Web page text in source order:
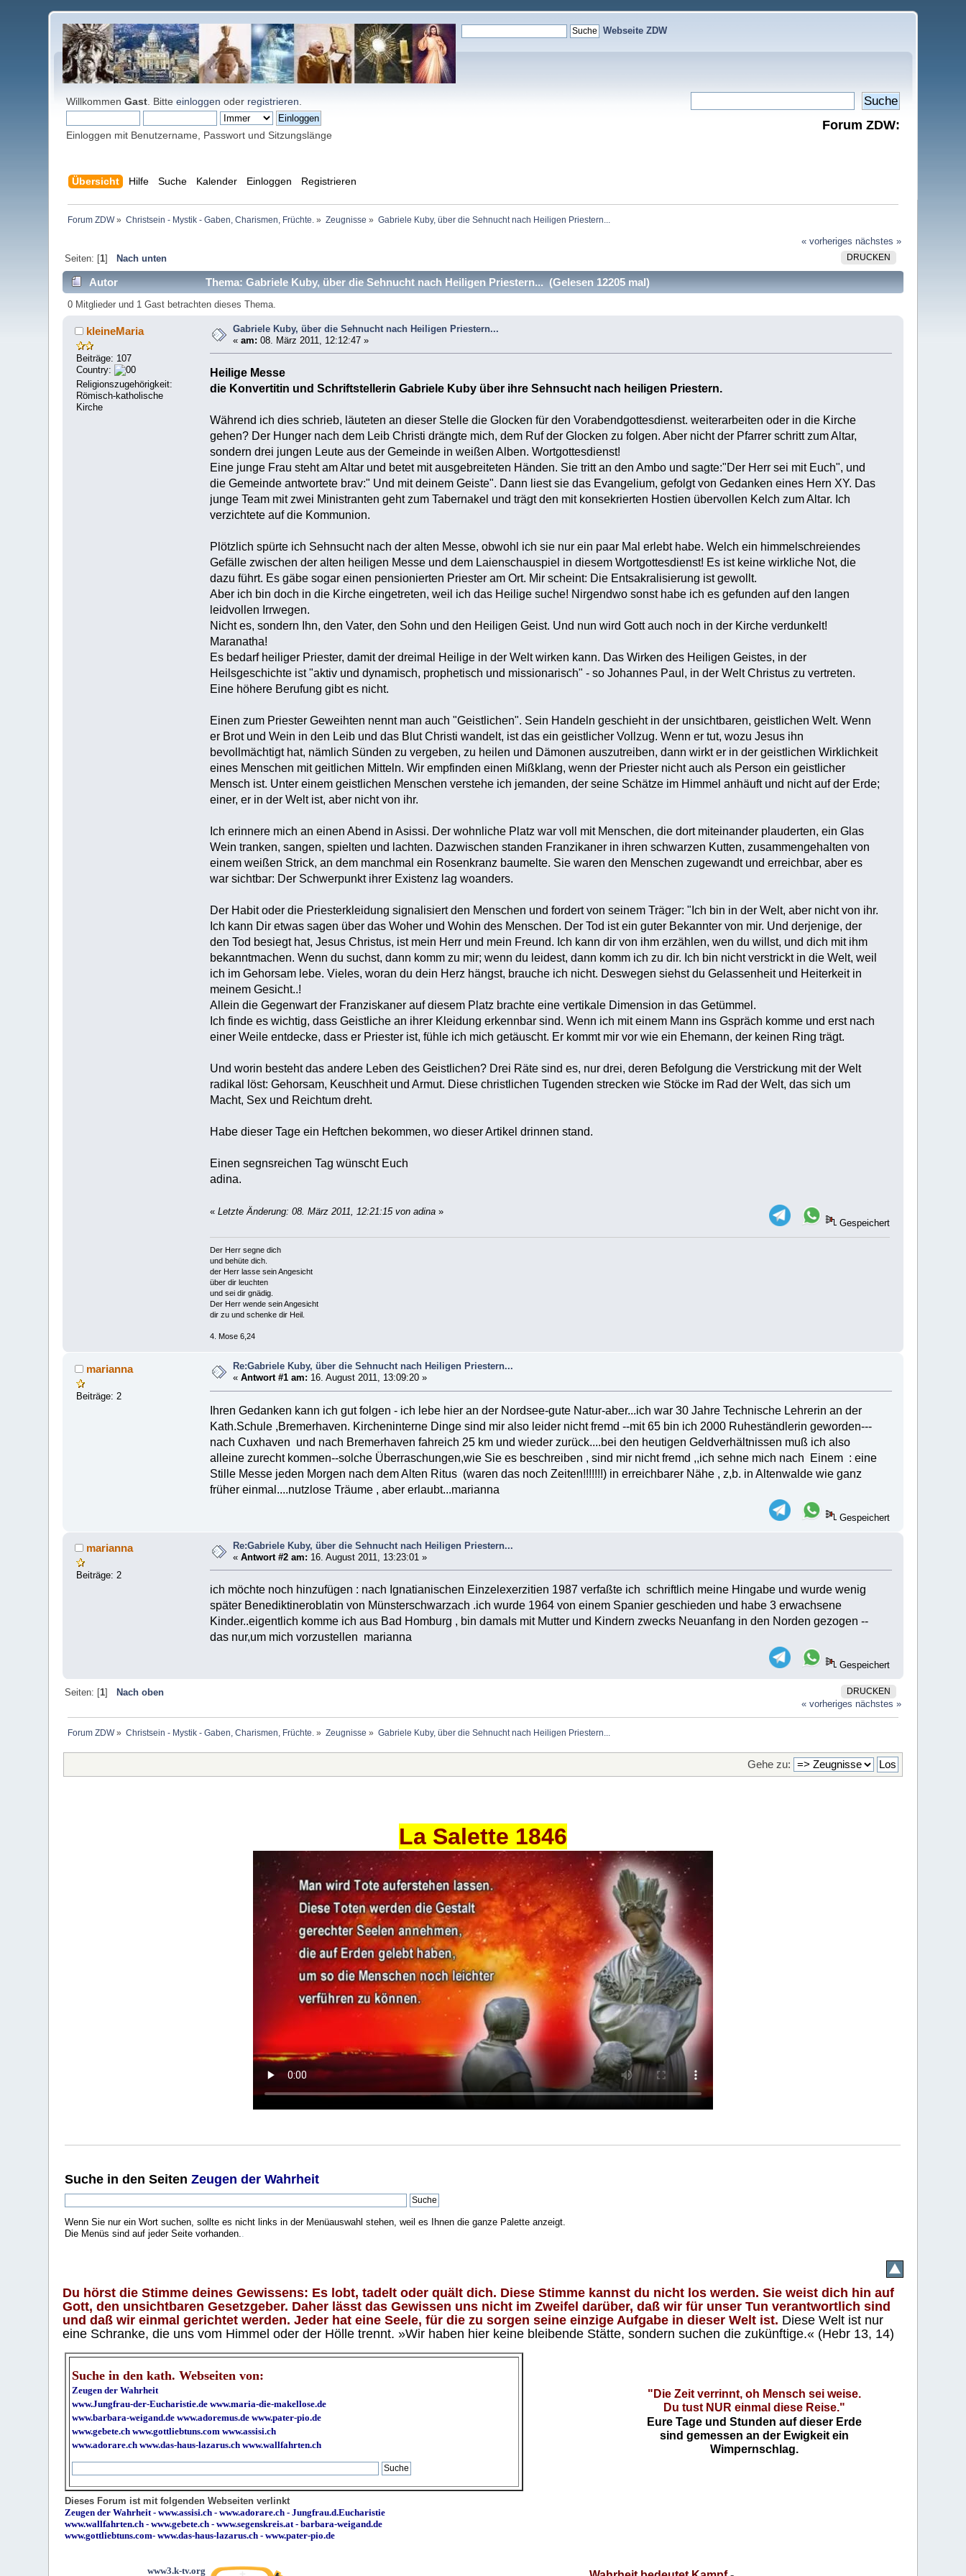
Webseite ZDW
WillkommenGast . Bitteeinloggen oder registrieren
Einloggen mit Benutzername, Passwort und Sitzungslänge
Forum ZDW:
Übersicht Hilfe Suche Kalender Einloggen Registrieren
Forum ZDW» Christsein - Mystik - Gaben, Charismen, Früchte.» Zeugnisse » Gabriele Kuby, über die Sehnucht nach Heiligen Priestern...
« vorheriges nächstes »
DRUCKEN
Seiten: [1] Nach unten
Autor Thema: Gabriele Kuby, über die Sehnucht nach Heiligen Priestern... (Gelesen 12205 mal)
0 Mitglieder und 1 Gast betrachten dieses Thema.
kleineMaria
Beiträge: 107
Country:
Religionszugehörigkeit:
Römisch-katholische
Kirche
Gabriele Kuby, über die Sehnucht nach Heiligen Priestern...
«am: 08. März 2011, 12:12:47 »
Heilige Messe
die Konvertitin und Schriftstellerin Gabriele Kuby über ihre Sehnsucht nach heiligen Priestern.
Während ich dies schrieb, läuteten an dieser Stelle die Glocken für den Vorabendgottesdienst. weiterarbeiten oder in die Kirche
gehen? Der Hunger nach dem Leib Christi drängte mich, dem Ruf der Glocken zu folgen. Aber nicht der Pfarrer schritt zum Altar,
sondern drei jungen Leute aus der Gemeinde in weißen Alben. Wortgottesdienst!
Eine junge Frau steht am Altar und betet mit ausgebreiteten Händen. Sie tritt an den Ambo und sagte:"Der Herr sei mit Euch", und
die Gemeinde antwortete brav:" Und mit deinem Geiste". Dann liest sie das Evangelium, gefolgt von Gedanken eines Hern XY. Das
junge Team mit zwei Ministranten geht zum Tabernakel und trägt den mit konsekrierten Hostien übervollen Kelch zum Altar. Ich
verzichtete auf die Kommunion.
Plötzlich spürte ich Sehnsucht nach der alten Messe, obwohl ich sie nur ein paar Mal erlebt habe. Welch ein himmelschreiendes
Gefälle zwischen der alten heiligen Messe und dem Laienschauspiel in diesem Wortgottesdienst! Es ist keine wirkliche Not, die
dazu führt. Es gäbe sogar einen pensionierten Priester am Ort. Mir scheint: Die Entsakralisierung ist gewollt.
Aber ich bin doch in die Kirche eingetreten, weil ich das Heilige suche! Nirgendwo sonst habe ich es gefunden auf den langen
leidvollen Irrwegen.
Nicht es, sondern Ihn, den Vater, den Sohn und den Heiligen Geist. Und nun wird Gott auch noch in der Kirche verdunkelt!
Maranatha!
Es bedarf heiliger Priester, damit der dreimal Heilige in der Welt wirken kann. Das Wirken des Heiligen Geistes, in der
Heilsgeschichte ist "aktiv und dynamisch, prophetisch und missionarisch" - so Johannes Paul, in der Welt Christus zu vertreten.
Eine höhere Berufung gibt es nicht.
Einen zum Priester Geweihten nennt man auch "Geistlichen". Sein Handeln geschieht in der unsichtbaren, geistlichen Welt. Wenn
er Brot und Wein in den Leib und das Blut Christi wandelt, ist das ein geistlicher Vollzug. Wenn er tut, wozu Jesus ihn
bevollmächtigt hat, nämlich Sünden zu vergeben, zu heilen und Dämonen auszutreiben, dann wirkt er in der geistlichen Wirklichkeit
eines Menschen mit geitlichen Mitteln. Wir empfinden einen Mißklang, wenn der Priester nicht auch als Person ein geistlicher
Mensch ist. Unter einem geistlichen Menschen verstehe ich jemanden, der seine Schätze im Himmel anhäuft und nicht auf der Erde;
einer, er in der Welt ist, aber nicht von ihr.
Ich erinnere mich an einen Abend in Asissi. Der wohnliche Platz war voll mit Menschen, die dort miteinander plauderten, ein Glas
Wein tranken, sangen, spielten und lachten. Dazwischen standen Franzikaner in ihren schwarzen Kutten, zusammengehalten von
einem weißen Strick, an dem manchmal ein Rosenkranz baumelte. Sie waren den Menschen zugewandt und erreichbar, aber es
war sichtbar: Der Schwerpunkt ihrer Existenz lag woanders.
Der Habit oder die Priesterkleidung signalisiert den Menschen und fordert von seinem Träger: "Ich bin in der Welt, aber nicht von ihr.
Ich kann Dir etwas sagen über das Woher und Wohin des Menschen. Der Tod ist ein guter Bekannter von mir. Und derjenige, der
den Tod besiegt hat, Jesus Christus, ist mein Herr und mein Freund. Ich kann dir von ihm erzählen, wen du willst, und dich mit ihm
bekanntmachen. Wenn du suchst, dann komm zu mir; wenn du leidest, dann komm ich zu dir. Ich bin nicht verstrickt in die Welt, weil
ich im Gehorsam lebe. Vieles, woran du dein Herz hängst, brauche ich nicht. Deswegen siehst du Gelassenheit und Heiterkeit in
meinem Gesicht..!
Allein die Gegenwart der Franziskaner auf diesem Platz brachte eine vertikale Dimension in das Getümmel.
Ich finde es wichtig, dass Geistliche an ihrer Kleidung erkennbar sind. Wenn ich mit einem Mann ins Gspräch komme und erst nach
einer Weile entdecke, dass er Priester ist, fühle ich mich getäuscht. Er kommt mir vor wie ein Ehemann, der keinen Ring trägt.
Und worin besteht das andere Leben des Geistlichen? Drei Räte sind es, nur drei, deren Befolgung die Verstrickung mit der Welt
radikal löst: Gehorsam, Keuschheit und Armut. Diese christlichen Tugenden strecken wie Stöcke im Rad der Welt, das sich um
Macht, Sex und Reichtum dreht.
Habe dieser Tage ein Heftchen bekommen, wo dieser Artikel drinnen stand.
Einen segnsreichen Tag wünscht Euch
adina.
« Letzte Änderung: 08. März 2011, 12:21:15 von adina »
Gespeichert
Der Herr segne dich
und behüte dich.
der Herr lasse sein Angesicht
über dir leuchten
und sei dir gnädig.
Der Herr wende sein Angesicht
dir zu und schenke dir Heil.
4. Mose 6,24
marianna
Beiträge: 2
Re:Gabriele Kuby, über die Sehnucht nach Heiligen Priestern...
«Antwort #1 am: 16. August 2011, 13:09:20 »
Ihren Gedanken kann ich gut folgen - ich lebe hier an der Nordsee-gute Natur-aber...ich war 30 Jahre Technische Lehrerin an der
Kath.Schule ,Bremerhaven. Kircheninterne Dinge sind mir also leider nicht fremd --mit 65 bin ich 2000 Ruheständlerin geworden---
nach Cuxhaven und nach Bremerhaven fahreich 25 km und wieder zurück....bei den heutigen Geldverhältnissen muß ich also
alleine zurecht kommen--solche Überraschungen,wie Sie es beschreiben , sind mir nicht fremd ,,ich sehne mich nach Einem : eine
Stille Messe jeden Morgen nach dem Alten Ritus (waren das noch Zeiten!!!!!!!) in erreichbarer Nähe , z,b. in Altenwalde wie ganz
früher einmal....nutzlose Träume , aber erlaubt...marianna
Gespeichert
marianna
Beiträge: 2
Re:Gabriele Kuby, über die Sehnucht nach Heiligen Priestern...
«Antwort #2 am: 16. August 2011, 13:23:01 »
ich möchte noch hinzufügen : nach Ignatianischen Einzelexerzitien 1987 verfaßte ich schriftlich meine Hingabe und wurde wenig
später Benediktineroblatin von Münsterschwarzach .ich wurde 1964 von einem Spanier geschieden und habe 3 erwachsene
Kinder..eigentlich komme ich aus Bad Homburg , bin damals mit Mutter und Kindern zwecks Neuanfang in den Norden gezogen --
das nur,um mich vorzustellen marianna
Gespeichert
DRUCKEN
Seiten: [1]
Nach oben
« vorheriges nächstes »
Forum ZDW» Christsein - Mystik - Gaben, Charismen, Früchte.» Zeugnisse » Gabriele Kuby, über die Sehnucht nach Heiligen Priestern...
Gehe zu:
La Salette 1846
Suche in den SeitenZeugen der Wahrheit
Wenn Sie nur ein Wort suchen, sollte es nicht links in der Menüauswahl stehen, weil es Ihnen die ganze Palette anzeigt.
Die Menüs sind auf jeder Seite vorhanden..
Du hörst die Stimme deines Gewissens: Es lobt, tadelt oder quält dich. Diese Stimme kannst du nicht los werden. Sie weist dich hin auf
Gott, den unsichtbaren Gesetzgeber. Daher lässt das Gewissen uns nicht im Zweifel darüber, daß wir für unser Tun verantwortlich sind
und daß wir einmal gerichtet werden. Jeder hat eine Seele, für die zu sorgen seine einzige Aufgabe in dieser Welt ist. Diese Welt ist nur
eine Schranke, die uns vom Himmel oder der Hölle trennt. »Wir haben hier keine bleibende Stätte, sondern suchen die zukünftige.« (Hebr 13, 14)
Suche in den kath. Webseiten von:
Zeugen der Wahrheit
www.Jungfrau-der-Eucharistie.de www.maria-die-makellose.de
www.barbara-weigand.de www.adoremus.de www.pater-pio.de
www.gebete.ch www.gottliebtuns.com www.assisi.ch
www.adorare.ch www.das-haus-lazarus.ch www.wallfahrten.ch
"Die Zeit verrinnt, oh Mensch sei weise.
Du tust NUR einmal diese Reise."
Eure Tage und Stunden auf dieser Erde
sind gemessen an der Ewigkeit ein
Wimpernschlag.
Dieses Forum ist mit folgenden Webseiten verlinkt
Zeugen der Wahrheit-www.assisi.ch -www.adorare.ch -Jungfrau.d.Eucharistie
www.wallfahrten.ch -www.gebete.ch -www.segenskreis.at-barbara-weigand.de
www.gottliebtuns.com-www.das-haus-lazarus.ch - www.pater-pio.de
www3.k-tv.org